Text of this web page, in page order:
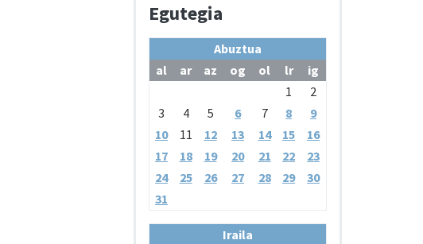
Egutegia
Abuztua
al
ar az og ol lr
ig
1
2
3
4 5 6 7 8
9
10
11 12 13 14 15
16
17
18 19 20 21 22
23
24
25 26 27 28 29
30
31
Iraila